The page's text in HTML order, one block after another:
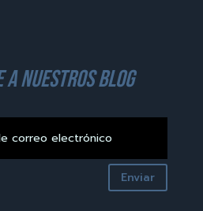
a nuestros blog
Enviar